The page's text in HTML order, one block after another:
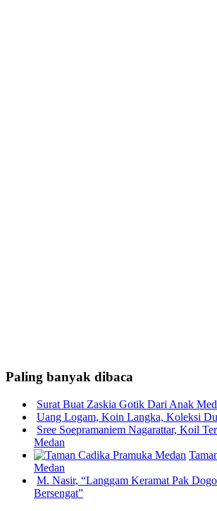
Paling banyak dibaca
Surat Buat Zaskia Gotik Dari Anak
Uang Logam, Koin Langka, Koleksi
Sree Soepramaniem Nagarattar, Koil
Medan
Medan
M. Nasir, “Langgam Keramat Pak
Bersengat”